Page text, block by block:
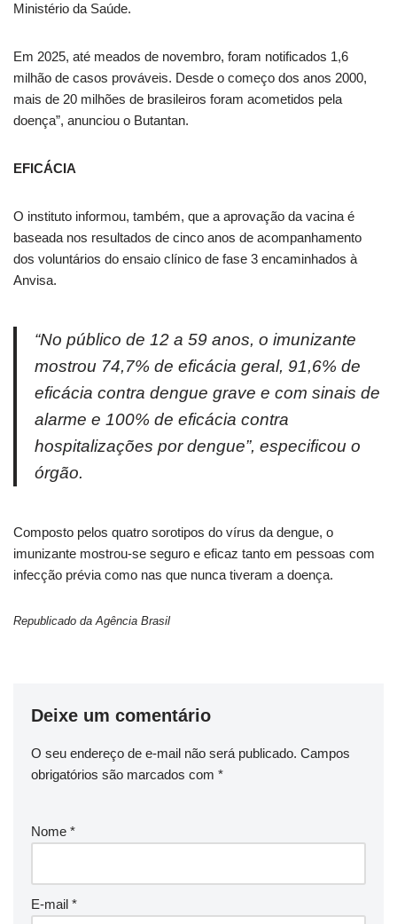
Ministério da Saúde.
Em 2025, até meados de novembro, foram notificados 1,6
milhão de casos prováveis. Desde o começo dos anos 2000,
mais de 20 milhões de brasileiros foram acometidos pela
doença”, anunciou o Butantan.
EFICÁCIA
O instituto informou, também, que a aprovação da vacina é
baseada nos resultados de cinco anos de acompanhamento
dos voluntários do ensaio clínico de fase 3 encaminhados à
Anvisa.
“No público de 12 a 59 anos, o imunizante
mostrou 74,7% de eficácia geral, 91,6% de
eficácia contra dengue grave e com sinais de
alarme e 100% de eficácia contra
hospitalizações por dengue”, especificou o
órgão.
Composto pelos quatro sorotipos do vírus da dengue, o
imunizante mostrou-se seguro e eficaz tanto em pessoas com
infecção prévia como nas que nunca tiveram a doença.
Republicado da Agência Brasil
Deixe um comentário
O seu endereço de e-mail não será publicado. Campos
obrigatórios são marcados com *
Nome *
E-mail *